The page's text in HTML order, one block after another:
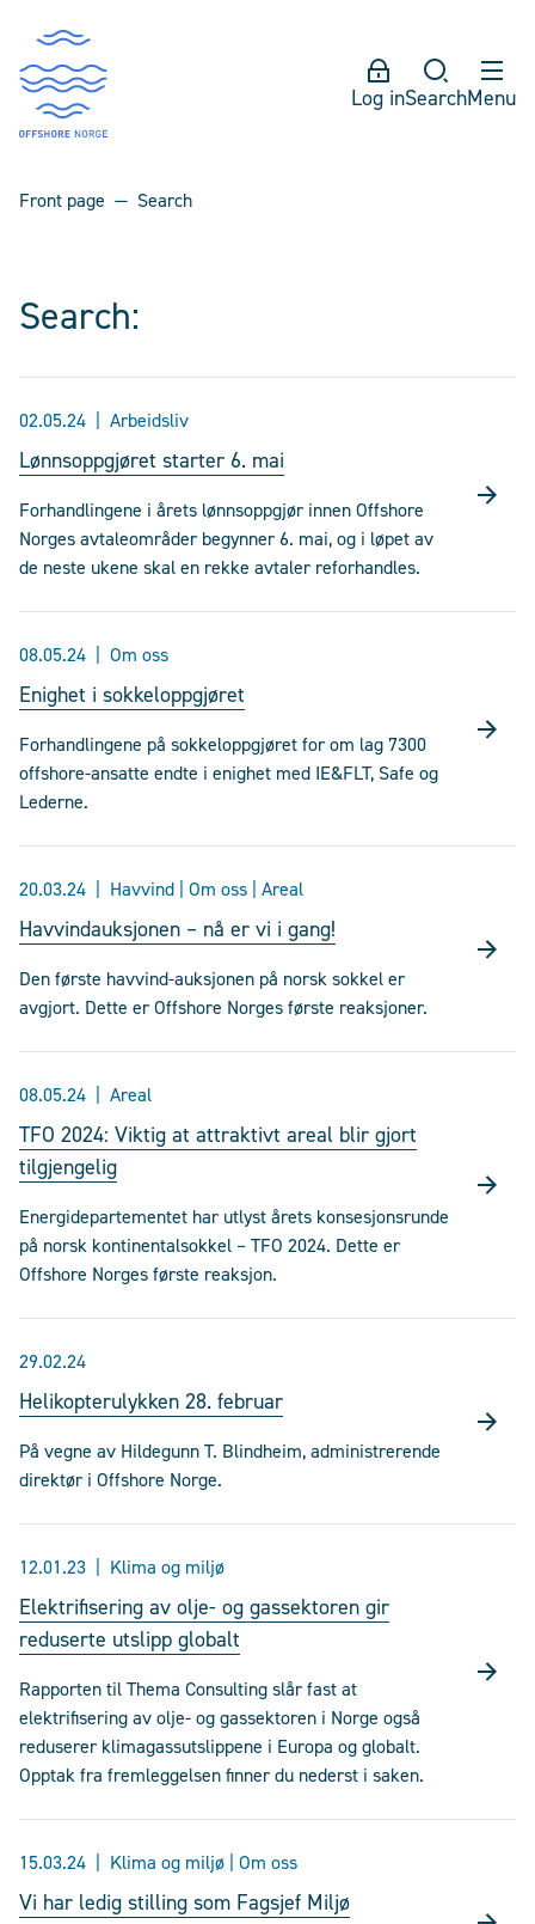
Log inSearchMenu
Front page Search
Search:
02.05.24 Arbeidsliv
Lønnsoppgjøret starter 6. mai
Forhandlingene i årets lønnsoppgjør innen Offshore
Norges avtaleområder begynner 6. mai, og i løpet av
de neste ukene skal en rekke avtaler reforhandles.
08.05.24 Om oss
Enighet i sokkeloppgjøret
Forhandlingene på sokkeloppgjøret for om lag 7300
offshore-ansatte endte i enighet med IE&FLT, Safe og
Lederne.
20.03.24 Havvind | Om oss | Areal
Havvindauksjonen – nå er vi i gang!
Den første havvind-auksjonen på norsk sokkel er
avgjort. Dette er Offshore Norges første reaksjoner.
08.05.24 Areal
TFO 2024: Viktig at attraktivt areal blir gjort
tilgjengelig
Energidepartementet har utlyst årets konsesjonsrunde
på norsk kontinentalsokkel – TFO 2024. Dette er
Offshore Norges første reaksjon.
29.02.24
Helikopterulykken 28. februar
På vegne av Hildegunn T. Blindheim, administrerende
direktør i Offshore Norge.
12.01.23 Klima og miljø
Elektrifisering av olje- og gassektoren gir
reduserte utslipp globalt
Rapporten til Thema Consulting slår fast at
elektrifisering av olje- og gassektoren i Norge også
reduserer klimagassutslippene i Europa og globalt.
Opptak fra fremleggelsen finner du nederst i saken.
15.03.24 Klima og miljø | Om oss
Vi har ledig stilling som Fagsjef Miljø